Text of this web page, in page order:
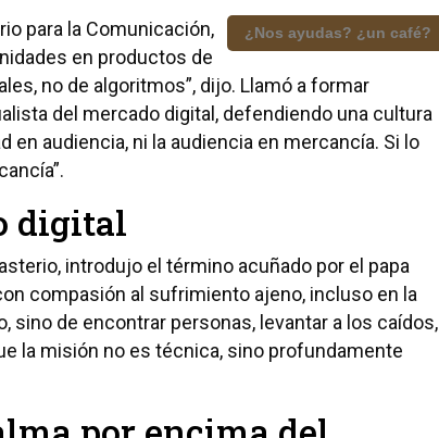
¿Nos ayudas? ¿un café?
para la Comunicación,
en productos de
no de algoritmos”, dijo. Llamó a formar
del mercado digital, defendiendo una cultura
audiencia, ni la audiencia en mercancía. Si lo
digital
introdujo el término acuñado por el papa
compasión al sufrimiento ajeno, incluso en la
sino de encontrar personas, levantar a los caídos,
la misión no es técnica, sino profundamente